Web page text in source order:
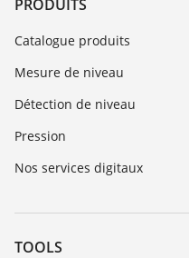
PRODUITS
Catalogue produits
Mesure de niveau
Détection de niveau
Pression
Nos services digitaux
TOOLS